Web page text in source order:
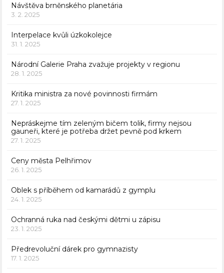
Návštěva brněnského planetária
3. 2. 2025
Interpelace kvůli úzkokolejce
31. 1. 2025
Národní Galerie Praha zvažuje projekty v regionu
28. 1. 2025
Kritika ministra za nové povinnosti firmám
27. 1. 2025
Nepráskejme tím zeleným bičem tolik, firmy nejsou
gauneři, které je potřeba držet pevně pod krkem
27. 1. 2025
Ceny města Pelhřimov
26. 1. 2025
Oblek s příběhem od kamarádů z gymplu
24. 1. 2025
Ochranná ruka nad českými dětmi u zápisu
23. 1. 2025
Předrevoluční dárek pro gymnazisty
17. 1. 2025